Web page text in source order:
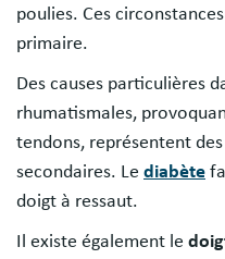
poulies. Ces
primaire.
Des causes particulières
rhumatismales,
tendons, représentent
secondaires. Le diabète
doigt à ressaut.
Il existe également le